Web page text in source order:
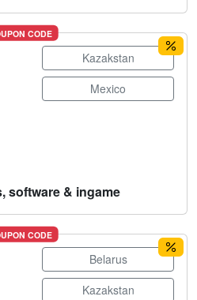
CODE
Kazakstan
Mexico
software & ingame
CODE
Belarus
Kazakstan